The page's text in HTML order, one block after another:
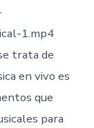
1.mp4
trata de
en vivo es
que
para